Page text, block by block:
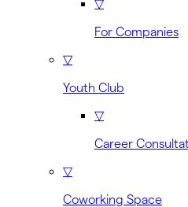
For Companies
▽
Youth Club
▽
Career
▽
Coworking Space